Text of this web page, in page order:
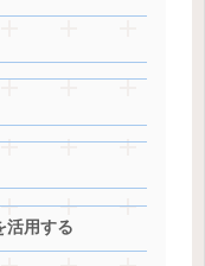
活用する